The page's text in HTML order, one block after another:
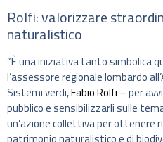
Rolfi: valorizzare
naturalistico
“È una iniziativa tanto simbolica
l’assessore regionale lombardo
Sistemi verdi,Fabio Rolfi – per
pubblico e sensibilizzarli sulle
un’azione collettiva per ottenere
patrimonio naturalistico e di